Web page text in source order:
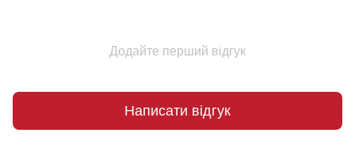
Додайте перший відгук
Написати відгук